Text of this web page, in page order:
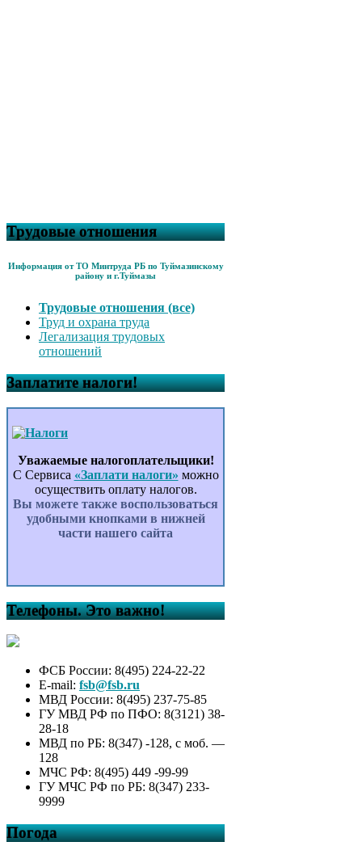
Трудовые отношения
Информация от ТО Минтруда РБ по Туймазинскому
району и г.Туймазы
Трудовые отношения (все)
Труд и охрана труда
Легализация трудовых
отношений
Заплатите налоги!
Уважаемые налогоплательщики!
С Сервиса «Заплати налоги» можно
осуществить оплату налогов.
Вы можете также воспользоваться
удобными кнопками в нижней
части нашего сайта
Телефоны. Это важно!
ФСБ России: 8(495) 224-22-22
E-mail: fsb@fsb.ru
МВД России: 8(495) 237-75-85
ГУ МВД РФ по ПФО: 8(3121) 38-
28-18
МВД по РБ: 8(347) -128, с моб. —
128
МЧС РФ: 8(495) 449 -99-99
ГУ МЧС РФ по РБ: 8(347) 233-
9999
Погода